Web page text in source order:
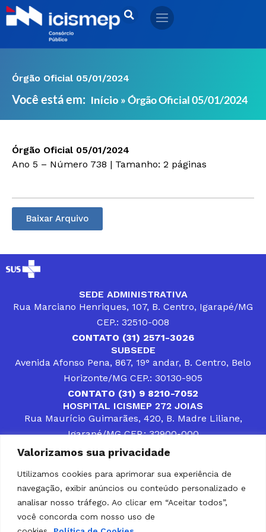
Valorizamos sua privacidade
Utilizamos cookies para aprimorar sua experiência de
navegação, exibir anúncios ou conteúdo personalizado e
analisar nosso tráfego. Ao clicar em “Aceitar todos”,
você concorda com nosso uso de
Ir
para
Órgão Oficial 05/01/2024
Você está em: Início »Órgão Oficial 05/01/2024
Órgão Oficial 05/01/2024
Ano 5 – Número 738 | Tamanho: 2 páginas
Baixar Arquivo
SEDE ADMINISTRATIVA
Rua Marciano Henriques, 107, B. Centro, Igarapé/MG
CEP.: 32510-008
CONTATO (31) 2571-3026
SUBSEDE
Avenida Afonso Pena, 867, 19° andar, B. Centro, Belo
Horizonte/MG CEP.: 30130-905
CONTATO (31) 9 8210-7052
HOSPITAL ICISMEP 272 JOIAS
Rua Maurício Guimarães, 420, B. Madre Liliane,
Igarapé/MG CEP.: 32900-000
CONTATOS (31) 3512-4400 ou (31) 9 8309-8660
DESENVOLVER SOLUÇÕES, AÇÕES E SERVIÇOS
PÚBLICOS QUE COMPLEMENTEM A ASSISTÊNCIA À
POPULAÇÃO DA REGIÃO EM QUE ATUA, SENDO
PARCEIRO DOS MUNICÍPIOS CONSORCIADOS NA
SOLUÇÃO DE DIFICULDADES ENFRENTADAS POR
GESTORES MUNICIPAIS, É O COMPROMISSO DO
ICISMEP.